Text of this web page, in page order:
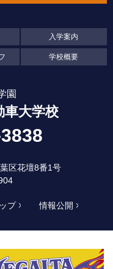
入学案内
学校概要
園
車大学校
区花壇8番1号
プ 情報公開